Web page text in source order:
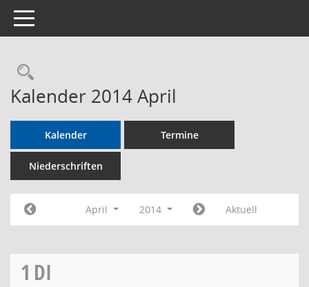
Toggle navigation
Rechercheauswahl
Kalender 2014 April
Kalender Termine
Niederschriften
April 2014 Aktuell
1 DI